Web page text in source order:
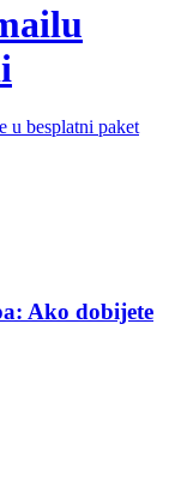
u besplatni paket
Ako dobijete